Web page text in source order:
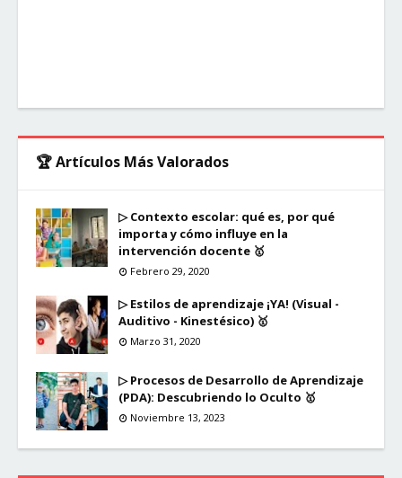
🏆 Artículos Más Valorados
▷ Contexto escolar: qué es, por qué
importa y cómo influye en la
intervención docente 🥇
Febrero 29, 2020
▷ Estilos de aprendizaje ¡YA! (Visual -
Auditivo - Kinestésico) 🥇
Marzo 31, 2020
▷ Procesos de Desarrollo de Aprendizaje
(PDA): Descubriendo lo Oculto 🥇
Noviembre 13, 2023